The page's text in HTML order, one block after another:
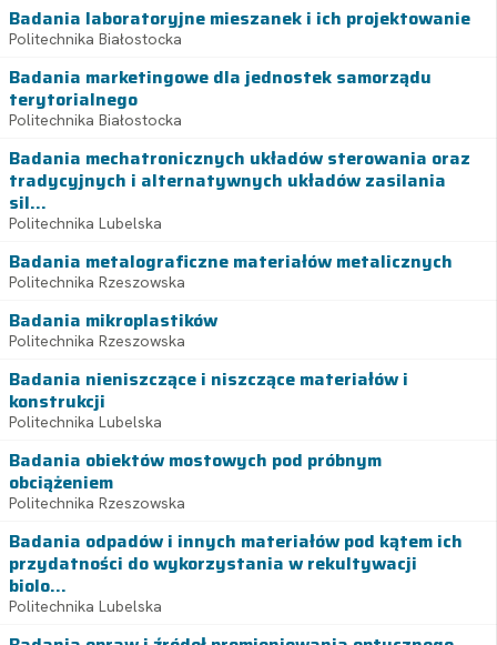
Badania laboratoryjne mieszanek i ich projektowanie
Politechnika Białostocka
Badania marketingowe dla jednostek samorządu
terytorialnego
Politechnika Białostocka
Badania mechatronicznych układów sterowania oraz
tradycyjnych i alternatywnych układów zasilania
sil...
Politechnika Lubelska
Badania metalograficzne materiałów metalicznych
Politechnika Rzeszowska
Badania mikroplastików
Politechnika Rzeszowska
Badania nieniszczące i niszczące materiałów i
konstrukcji
Politechnika Lubelska
Badania obiektów mostowych pod próbnym
obciążeniem
Politechnika Rzeszowska
Badania odpadów i innych materiałów pod kątem ich
przydatności do wykorzystania w rekultywacji
biolo...
Politechnika Lubelska